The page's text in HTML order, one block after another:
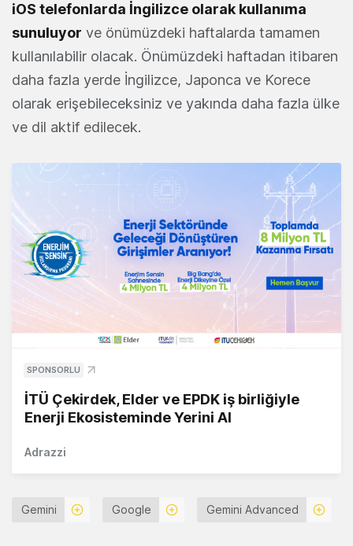
iOS telefonlarda İngilizce olarak kullanıma
sunuluyor ve önümüzdeki haftalarda tamamen
kullanılabilir olacak. Önümüzdeki haftadan itibaren
daha fazla yerde İngilizce, Japonca ve Korece
olarak erişebileceksiniz ve yakında daha fazla ülke
ve dil aktif edilecek.
SPONSORLU
İTÜ Çekirdek, Elder ve EPDK iş birliğiyle
Enerji Ekosisteminde Yerini Al
Adrazzi
Gemini Google Gemini Advanced